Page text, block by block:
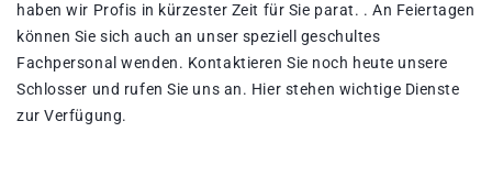
haben wir Profis in kürzester Zeit für Sie parat. . An Feiertagen
können Sie sich auch an unser speziell geschultes
Fachpersonal wenden. Kontaktieren Sie noch heute unsere
Schlosser und rufen Sie uns an. Hier stehen wichtige Dienste
zur Verfügung.